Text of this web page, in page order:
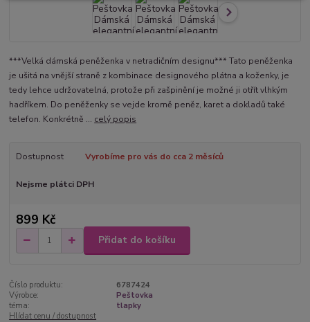
***Velká dámská peněženka v netradičním designu*** Tato peněženka
je ušitá na vnější straně z kombinace designového plátna a koženky, je
tedy lehce udržovatelná, protože při zašpinění je možné ji otřít vlhkým
hadříkem. Do peněženky se vejde kromě peněz, karet a dokladů také
telefon. Konkrétně ... celý popis
Dostupnost Vyrobíme pro vás do cca 2 měsíců
Nejsme plátci DPH
899 Kč
Přidat do košíku
Číslo produktu:
6787424
Výrobce:
Peštovka
téma:
tlapky
Hlídat cenu / dostupnost